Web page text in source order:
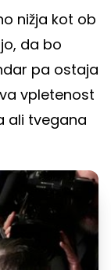
nižja kot ob
da bo
pa ostaja
vpletenost
ali tvegana